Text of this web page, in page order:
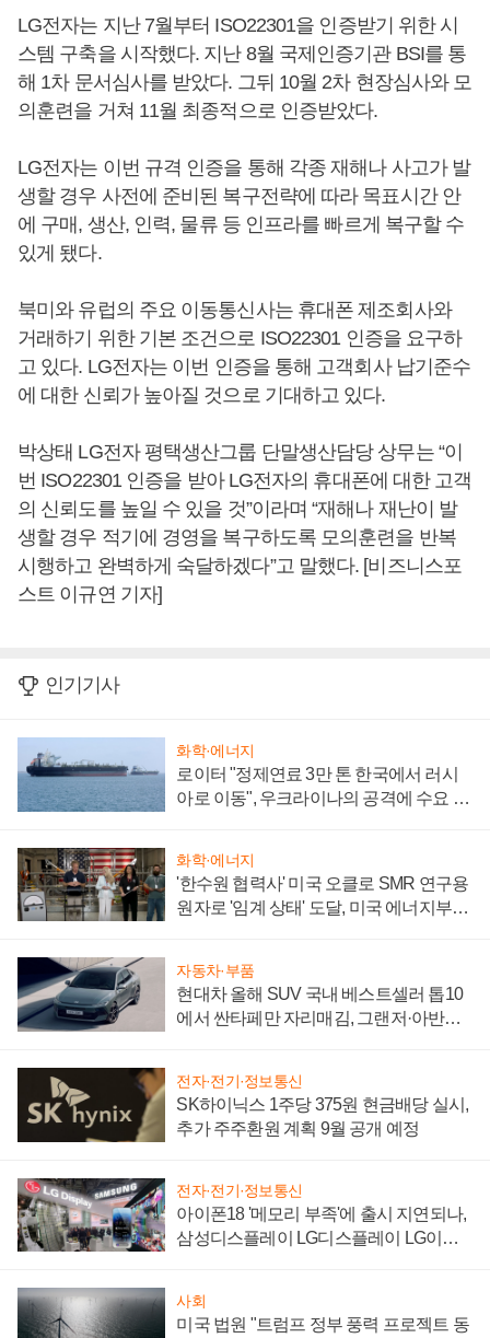
LG전자는 지난 7월부터 ISO22301을 인증받기 위한 시
스템 구축을 시작했다. 지난 8월 국제인증기관 BSI를 통
해 1차 문서심사를 받았다. 그뒤 10월 2차 현장심사와 모
의훈련을 거쳐 11월 최종적으로 인증받았다.
LG전자는 이번 규격 인증을 통해 각종 재해나 사고가 발
생할 경우 사전에 준비된 복구전략에 따라 목표시간 안
에 구매, 생산, 인력, 물류 등 인프라를 빠르게 복구할 수
있게 됐다.
북미와 유럽의 주요 이동통신사는 휴대폰 제조회사와
거래하기 위한 기본 조건으로 ISO22301 인증을 요구하
고 있다. LG전자는 이번 인증을 통해 고객회사 납기준수
에 대한 신뢰가 높아질 것으로 기대하고 있다.
박상태 LG전자 평택생산그룹 단말생산담당 상무는 “이
번 ISO22301 인증을 받아 LG전자의 휴대폰에 대한 고객
의 신뢰도를 높일 수 있을 것”이라며 “재해나 재난이 발
생할 경우 적기에 경영을 복구하도록 모의훈련을 반복
시행하고 완벽하게 숙달하겠다”고 말했다. [비즈니스포
스트 이규연 기자]
인기기사
화학·에너지
로이터 "정제연료 3만 톤 한국에서 러시
아로 이동", 우크라이나의 공격에 수요 늘
화학·에너지
'한수원 협력사' 미국 오클로 SMR 연구용
원자로 '임계 상태' 도달, 미국 에너지부
자동차·부품
현대차 올해 SUV 국내 베스트셀러 톱10
에서 싼타페만 자리매김, 그랜저·아반떼
전자·전기·정보통신
SK하이닉스 1주당 375원 현금배당 실시,
추가 주주환원 계획 9월 공개 예정
전자·전기·정보통신
아이폰18 '메모리 부족'에 출시 지연되나,
삼성디스플레이 LG디스플레이 LG이노
사회
미국 법원 "트럼프 정부 풍력 프로젝트 동